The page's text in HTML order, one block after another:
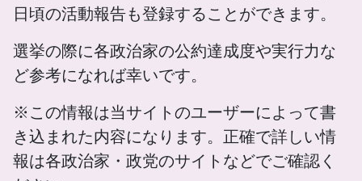
日頃の活動報告も登録することができます。
選挙の際に各政治家の公約達成度や実行力な
ど参考になれば幸いです。
※この情報は当サイトのユーザーによって書
き込まれた内容になります。正確で詳しい情
報は各政治家・政党のサイトなどでご確認く